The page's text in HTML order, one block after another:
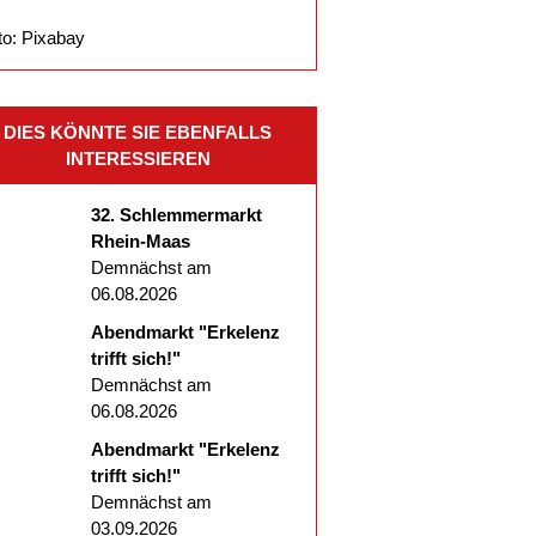
Pixabay
DIES KÖNNTE SIE EBENFALLS
INTERESSIEREN
32. Schlemmermarkt
Rhein-Maas
Demnächst am
06.08.2026
Abendmarkt "Erkelenz
trifft sich!"
Demnächst am
06.08.2026
Abendmarkt "Erkelenz
trifft sich!"
Demnächst am
03.09.2026